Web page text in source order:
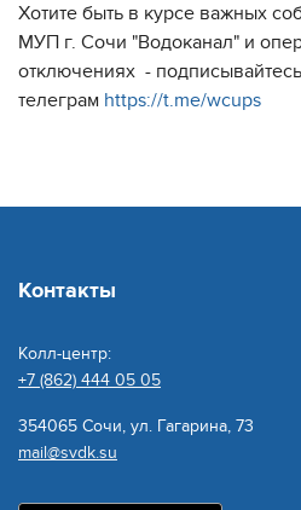
Хотите быть в курсе важных
МУП г. Сочи "Водоканал" и
отключениях -
телеграм https://t.me/wcups
Контакты
Колл-центр:
+7 (862) 444 05 05
354065 Сочи, ул. Гагарина, 73
mail@svdk.su